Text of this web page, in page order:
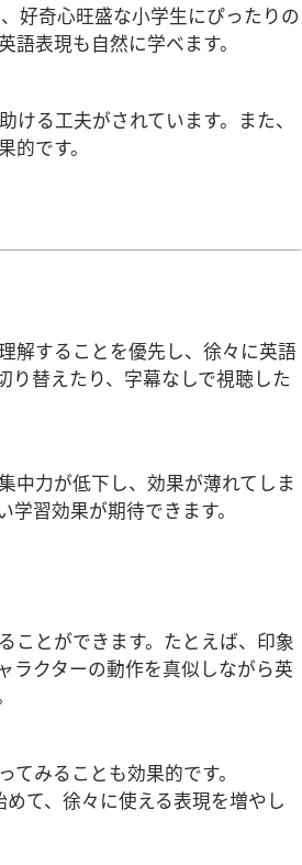
好奇心旺盛な小学生にぴったりの
表現も自然に学べます。
る工夫がされています。また、
です。
解することを優先し、徐々に英語
り替えたり、字幕なしで視聴した
中力が低下し、効果が薄れてしま
習効果が期待できます。
ことができます。たとえば、印象
ラクターの動作を真似しながら英
みることも効果的です。
て、徐々に使える表現を増やし